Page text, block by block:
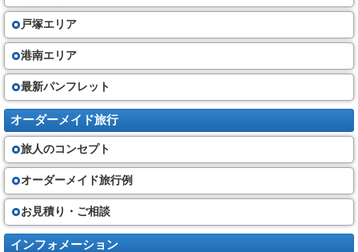
戸塚エリア
港南エリア
最新パンフレット
オーダーメイド旅行
旅人のコンセプト
オーダーメイド旅行例
お見積り・ご相談
インフォメーション